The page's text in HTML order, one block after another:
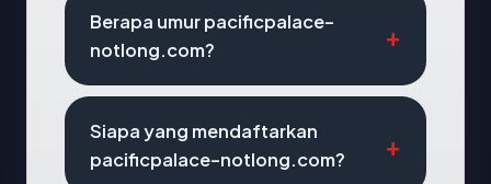
Berapa umur pacificpalace-
notlong.com?
Siapa yang mendaftarkan
pacificpalace-notlong.com?